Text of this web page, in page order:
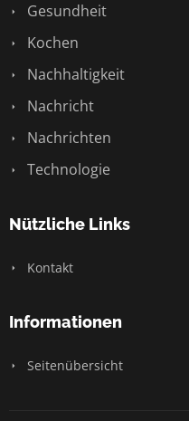
Gesundheit
Kochen
Nachhaltigkeit
Nachricht
Nachrichten
Technologie
Nützliche Links
Kontakt
Informationen
Seitenübersicht